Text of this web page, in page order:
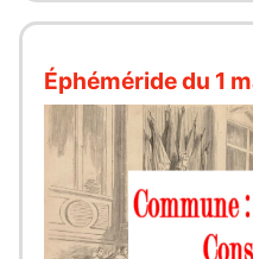
Éphéméride du 1